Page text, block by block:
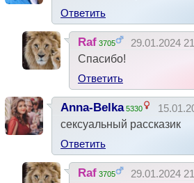
Ответить
Raf 3705 29.01.2024
Спасибо!
Ответить
Anna-Belka 5330
сексуальный рассказик
Ответить
Raf 3705 29.01.2024